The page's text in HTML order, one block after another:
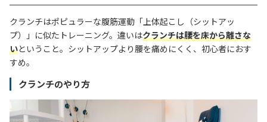
クランチはポピュラーな腹筋運動「上体起こし（シットアッ
プ）」に似たトレーニング。違いはクランチは腰を床から離さな
いということ。シットアップより腰を痛めにくく、初心者におす
すめ。
クランチのやり方